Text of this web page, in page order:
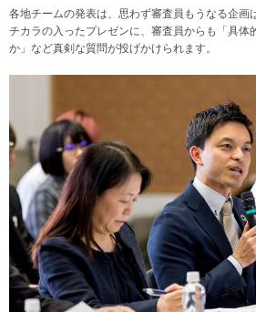
各地チームの発表は、思わず審査員もうなる企画
チカラの入ったプレゼンに、審査員からも「具体
か」など真剣な質問が投げかけられます。